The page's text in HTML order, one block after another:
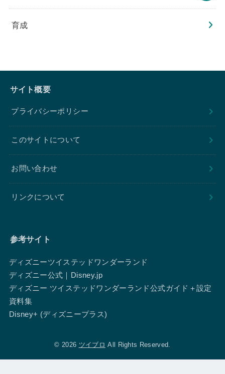
育成
サイト概要
プライバシーポリシー
このサイトについて
お問い合わせ
リンクについて
参考サイト
ディズニーツイステッドワンダーランド
ディズニー公式｜Disney.jp
ディズニー ツイステッドワンダーランド公式ガイド＋設定
資料集
Disney+ (ディズニープラス)
© 2026 ツイブロ All Rights Reserved.